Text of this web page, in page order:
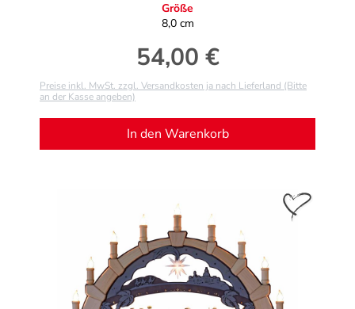
Größe
8,0 cm
Regulärer Preis:
54,00 €
Preise inkl. MwSt. zzgl. Versandkosten ja nach Lieferland (Bitte
an der Kasse angeben)
In den Warenkorb